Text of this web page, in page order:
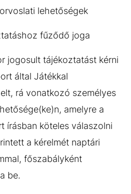
lehetőségek
fűződő joga
jogosult tájékoztatást kérni
által Játékkal
rá vonatkozó személyes
amelyre a
írásban köteles válaszolni
a kérelmét naptári
főszabályként
be.